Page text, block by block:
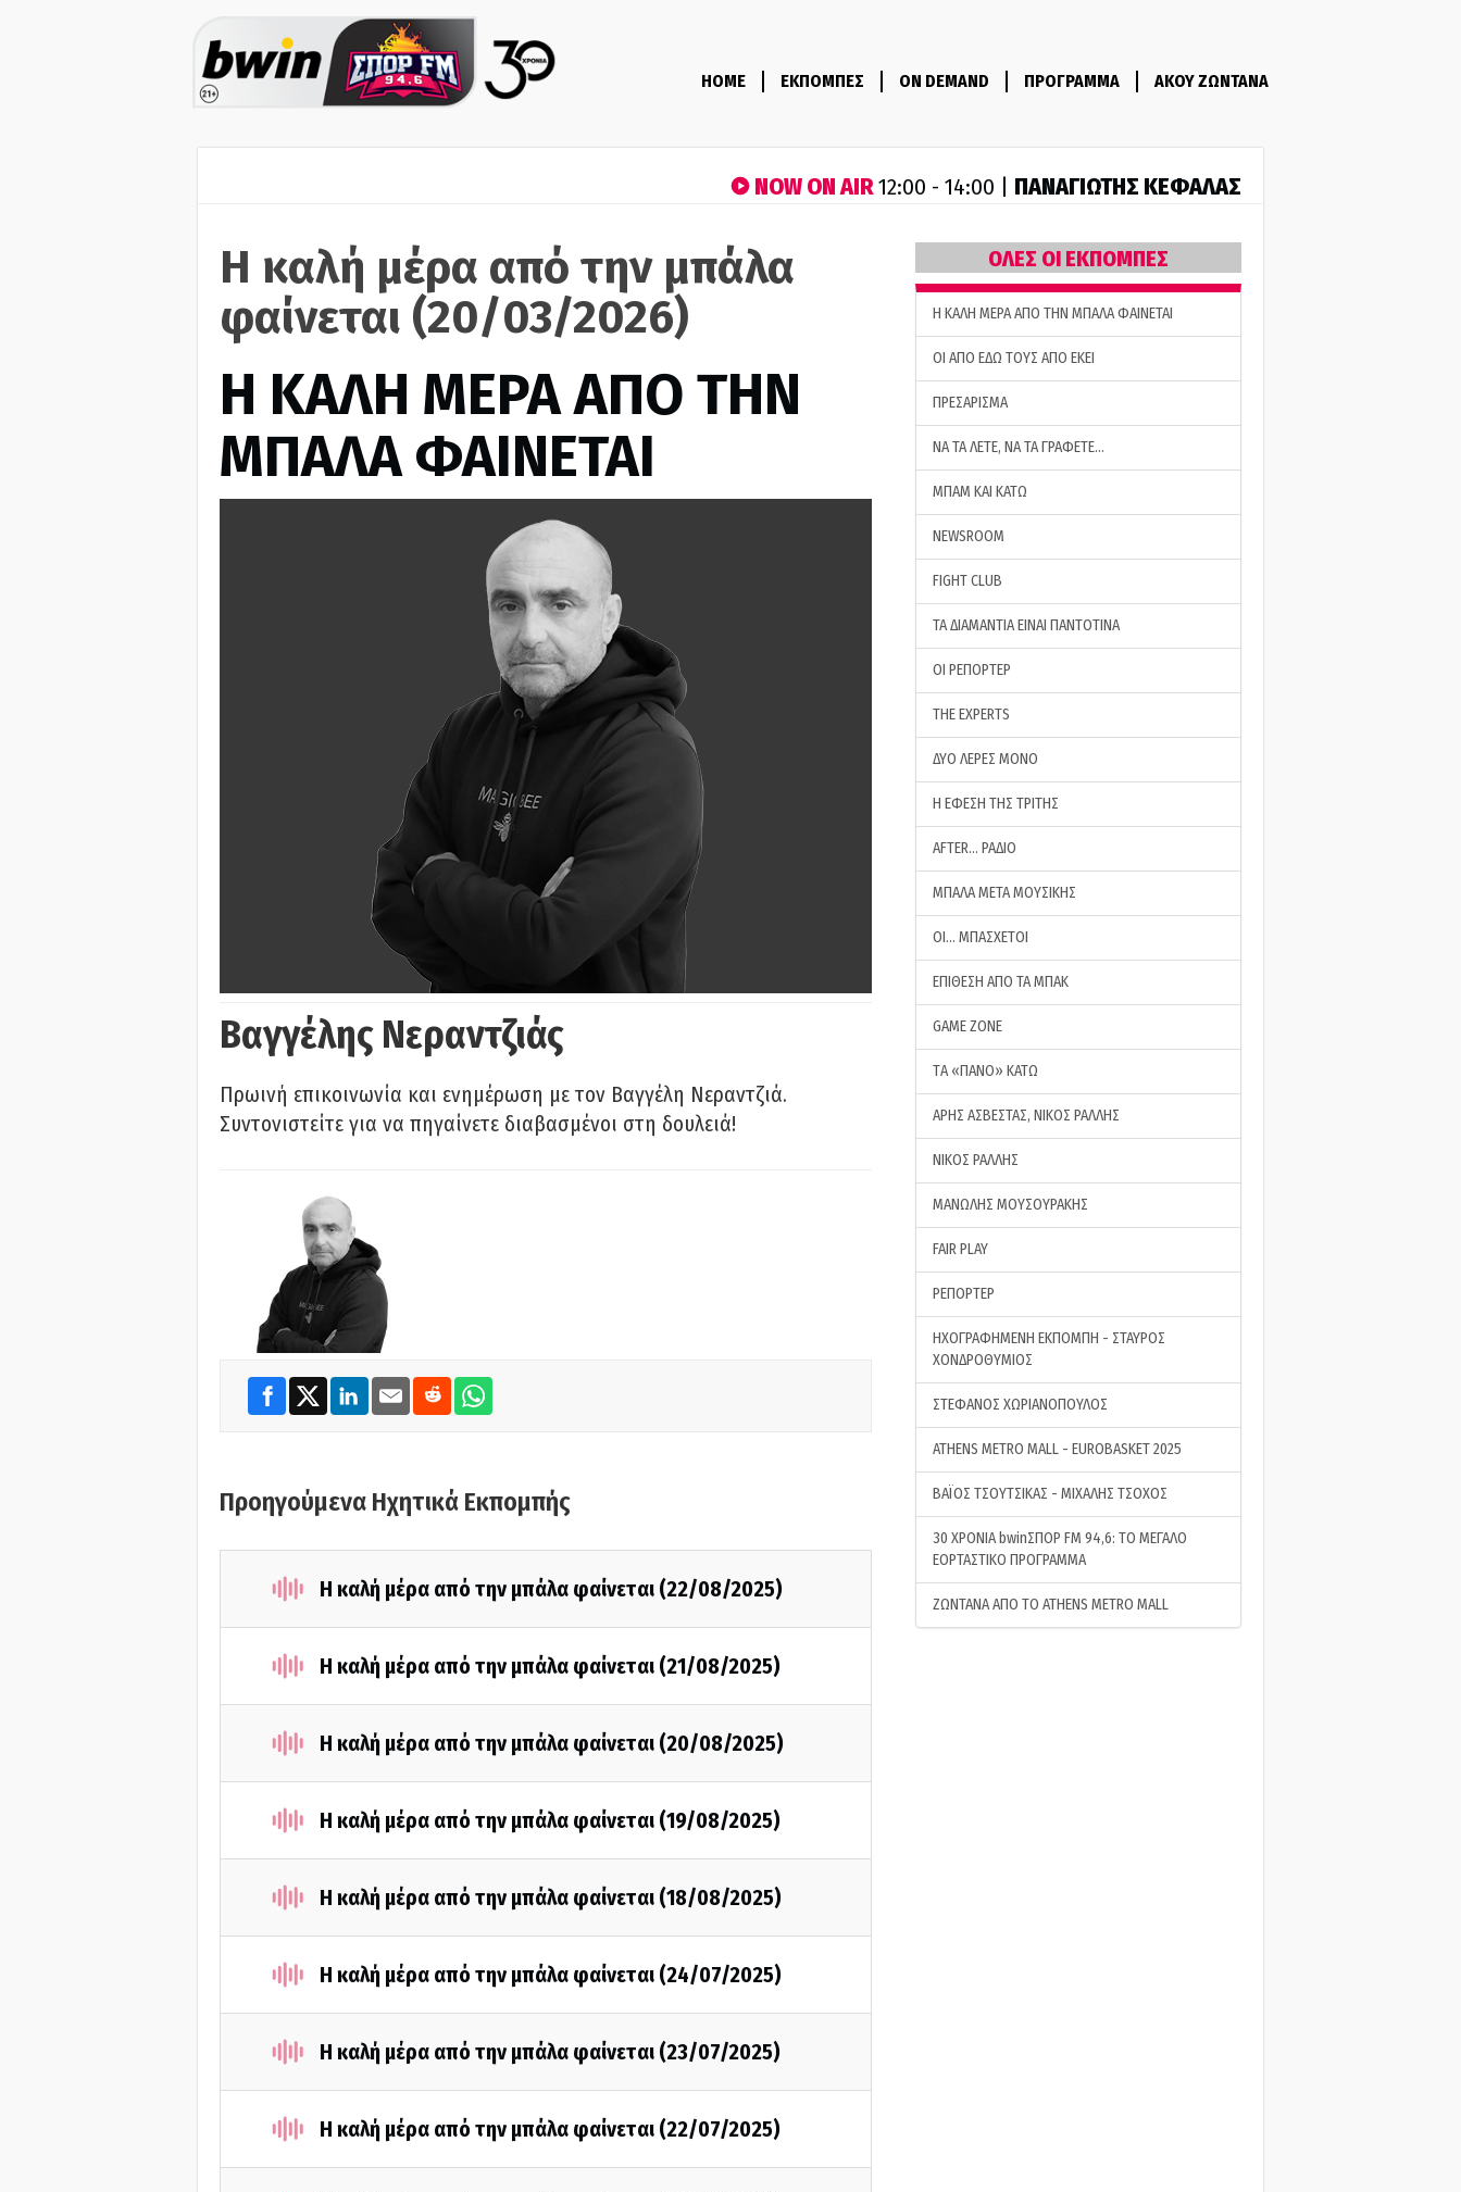
HOME ΕΚΠΟΜΠΕΣ ON DEMAND ΠΡΟΓΡΑΜΜΑ ΑΚΟΥ ΖΩΝΤΑΝΑ
NOW ON AIR12:00 - 14:00 | ΠΑΝΑΓΙΩΤΗΣ ΚΕΦΑΛΑΣ
Η καλή μέρα από την μπάλα
φαίνεται (20/03/2026)
H ΚΑΛΗ ΜΕΡΑ ΑΠΟ ΤΗΝ
ΜΠΑΛΑ ΦΑΙΝΕΤΑΙ
Βαγγέλης Νεραντζιάς
Πρωινή επικοινωνία και ενημέρωση με τον Βαγγέλη Νεραντζιά.
Συντονιστείτε για να πηγαίνετε διαβασμένοι στη δουλειά!
Προηγούμενα Ηχητικά Εκπομπής
Η καλή μέρα από την μπάλα φαίνεται (22/08/2025)
Η καλή μέρα από την μπάλα φαίνεται (21/08/2025)
Η καλή μέρα από την μπάλα φαίνεται (20/08/2025)
Η καλή μέρα από την μπάλα φαίνεται (19/08/2025)
Η καλή μέρα από την μπάλα φαίνεται (18/08/2025)
Η καλή μέρα από την μπάλα φαίνεται (24/07/2025)
Η καλή μέρα από την μπάλα φαίνεται (23/07/2025)
Η καλή μέρα από την μπάλα φαίνεται (22/07/2025)
ΟΛΕΣ ΟΙ ΕΚΠΟΜΠΕΣ
H ΚΑΛΗ ΜΕΡΑ ΑΠΟ ΤΗΝ ΜΠΑΛΑ ΦΑΙΝΕΤΑΙ
ΟΙ ΑΠΟ ΕΔΩ ΤΟΥΣ ΑΠΟ ΕΚΕΙ
ΠΡΕΣΑΡΙΣΜΑ
ΝΑ ΤΑ ΛΕΤΕ, ΝΑ ΤΑ ΓΡΑΦΕΤΕ…
ΜΠΑΜ ΚΑΙ ΚΑΤΩ
NEWSROOM
FIGHT CLUB
ΤΑ ΔΙΑΜΑΝΤΙΑ ΕΙΝΑΙ ΠΑΝΤΟΤΙΝΑ
ΟΙ ΡΕΠΟΡΤΕΡ
THE EXPERTS
ΔΥΟ ΛΕΡΕΣ ΜΟΝΟ
Η ΕΦΕΣΗ ΤΗΣ ΤΡΙΤΗΣ
AFTER… ΡΑΔΙΟ
ΜΠΑΛΑ ΜΕΤΑ ΜΟΥΣΙΚΗΣ
ΟΙ… ΜΠΑΣΧΕΤΟΙ
ΕΠΙΘΕΣΗ ΑΠΟ ΤΑ ΜΠΑΚ
GAME ZONE
ΤA «ΠΑΝΟ» ΚΑΤΩ
ΑΡΗΣ ΑΣΒΕΣΤΑΣ, ΝΙΚΟΣ ΡΑΛΛΗΣ
ΝΙΚΟΣ ΡΑΛΛΗΣ
ΜΑΝΩΛΗΣ ΜΟΥΣΟΥΡΑΚΗΣ
FAIR PLAY
ΡΕΠΟΡΤΕΡ
ΗΧΟΓΡΑΦΗΜΕΝΗ ΕΚΠΟΜΠΗ - ΣΤΑΥΡΟΣ
ΧΟΝΔΡΟΘΥΜΙΟΣ
ΣΤΕΦΑΝΟΣ ΧΩΡΙΑΝΟΠΟΥΛΟΣ
ATHENS METRO MALL - EUROBASKET 2025
ΒΑΪΟΣ ΤΣΟΥΤΣΙΚΑΣ - ΜΙΧΑΛΗΣ ΤΣΟΧΟΣ
30 ΧΡΟΝΙΑ bwinΣΠΟΡ FM 94,6: ΤΟ ΜΕΓΑΛΟ
ΕΟΡΤΑΣΤΙΚΟ ΠΡΟΓΡΑΜΜΑ
ΖΩΝΤΑΝΑ ΑΠΟ ΤΟ ATHENS METRO MALL